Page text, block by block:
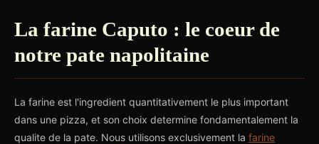
La farine Caputo : le coeur de
notre pate napolitaine
La farine est l'ingredient quantitativement le plus important
dans une pizza, et son choix determine fondamentalement la
qualite de la pate. Nous utilisons exclusivement la farine